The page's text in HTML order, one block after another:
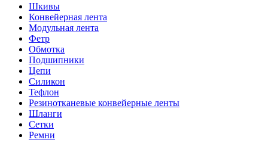
Шкивы
Конвейерная лента
Модульная лента
Фетр
Обмотка
Подшипники
Цепи
Силикон
Тефлон
Резинотканевые конвейерные ленты
Шланги
Сетки
Ремни